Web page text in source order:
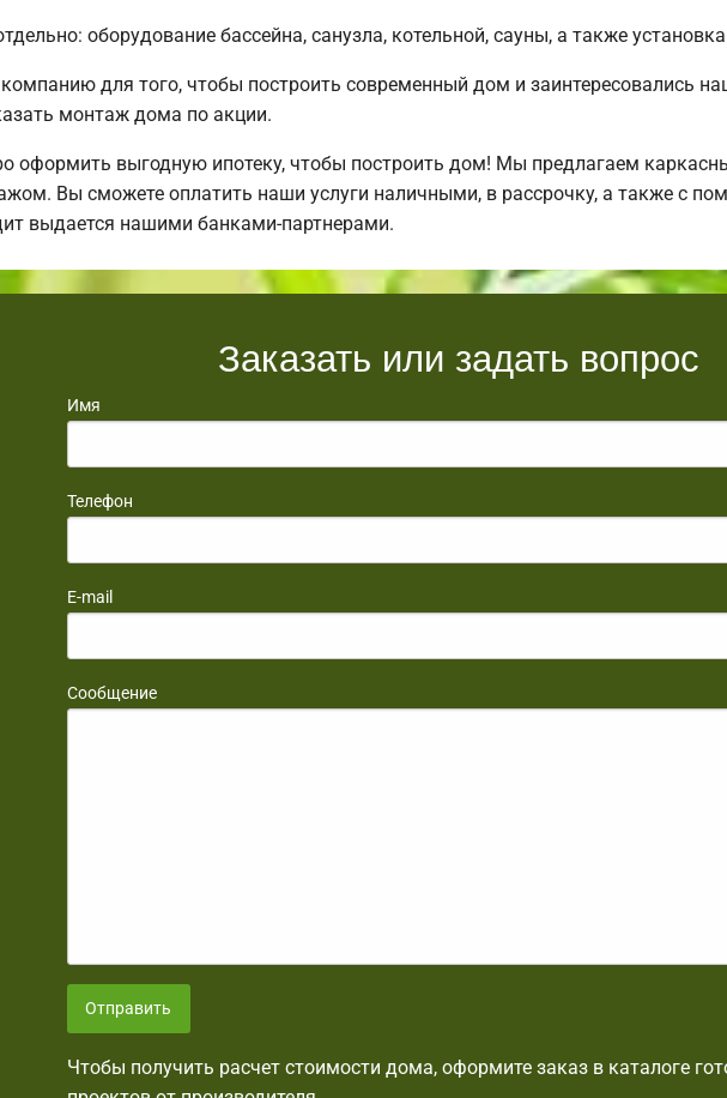
оборудование бассейна, санузла, котельной, сауны, а также
для того, чтобы построить современный дом и заинтересовались
монтаж дома по акции.
оформить выгодную ипотеку, чтобы построить дом! Мы предлагаем
Вы сможете оплатить наши услуги наличными, в рассрочку, а также с
выдается нашими банками-партнерами.
Заказать или задать вопрос
Имя
Телефон
E-mail
Сообщение
Отправить
Чтобы получить расчет стоимости дома, оформите заказ в каталоге